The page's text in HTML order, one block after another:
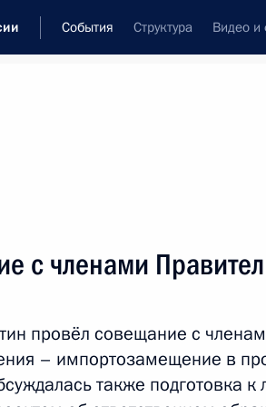
События Структура Видео и
13:45 Москва, Кремль
с членами
провёл совещание с
– импортозамещение в
также подготовка к